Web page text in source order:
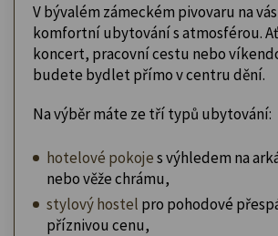
V bývalém zámeckém pivovaru na
komfortní ubytování s atmosférou.
koncert, pracovní cestu nebo
budete bydlet přímo v centru dění.
Na výběr máte ze tří typů ubytování:
hotelové pokojes výhledem na
nebo věže chrámu,
stylový hostel pro pohodové
příznivou cenu,